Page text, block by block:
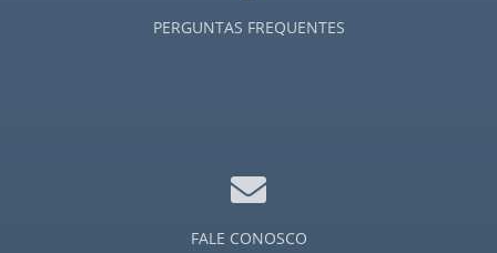
PERGUNTAS FREQUENTES
FALE CONOSCO